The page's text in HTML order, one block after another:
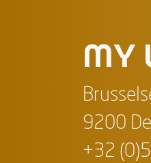
MY
9200
+32